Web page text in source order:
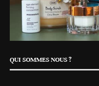
QUI SOMMES NOUS ?